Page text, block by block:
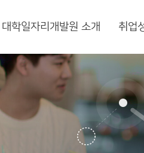
대학일자리개발원 소개 취업